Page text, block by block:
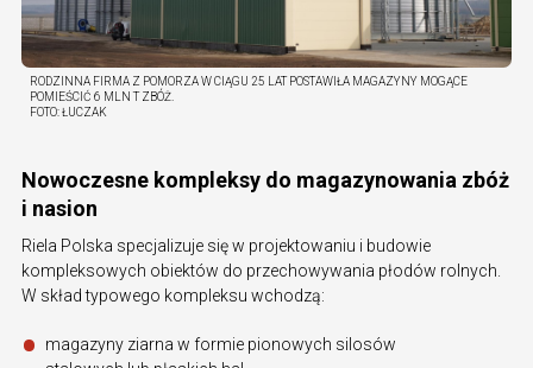
RODZINNA FIRMA Z POMORZA W CIĄGU 25 LAT POSTAWIŁA MAGAZYNY MOGĄCE
POMIEŚCIĆ 6 MLN T ZBÓŻ.
FOTO:ŁUCZAK
Nowoczesne kompleksy do magazynowania zbóż
i nasion
Riela Polska specjalizuje się w projektowaniu i budowie
kompleksowych obiektów do przechowywania płodów rolnych.
W skład typowego kompleksu wchodzą:
magazyny ziarna w formie pionowych silosów